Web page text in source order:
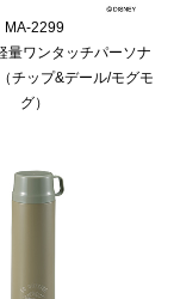
MA-2299
量ワンタッチパーソナ
チップ&デール/モグモ
グ）